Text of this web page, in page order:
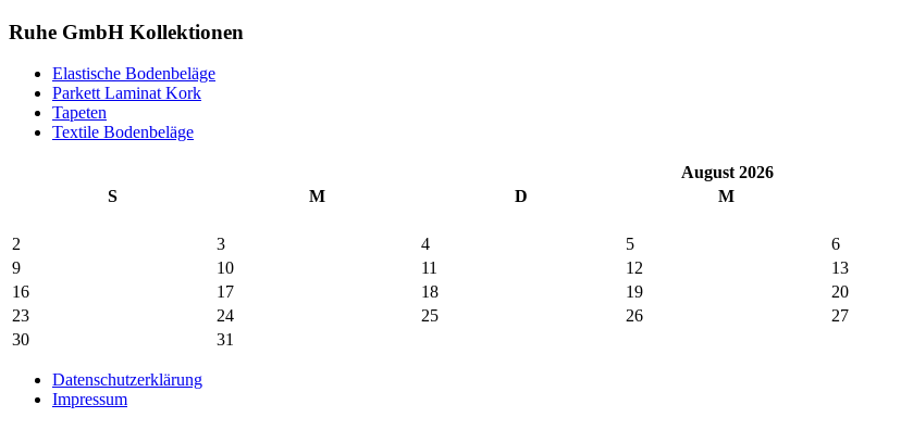
Ruhe GmbH Kollektionen
Elastische Bodenbeläge
Parkett Laminat Kork
Tapeten
Textile Bodenbeläge
August 2026
S
M D M
2
3 4 5 6
9
10 11 12 13
16
17 18 19 20
23
24 25 26 27
30
31
Datenschutzerklärung
Impressum